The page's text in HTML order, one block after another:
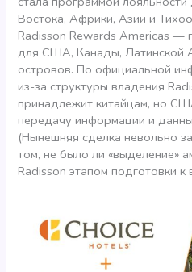
Востока, Африки, Азии и
Radisson Rewards Americas —
для США, Канады, Латинской
островов. По официальной
из-за структуры владения
принадлежит китайцам, но
передачу информации и
(Нынешняя сделка невольно
том, не было ли «выделение»
Radisson этапом подготовки